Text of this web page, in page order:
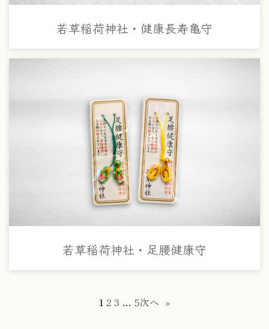
若草稲荷神社・健康長寿亀守
若草稲荷神社・足腰健康守
1 2 3 … 5次へ »